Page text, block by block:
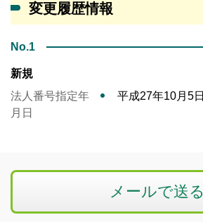
変更履歴情報
No.1
新規
法人番号指定年
月日
平成27年10月5日
メールで送る